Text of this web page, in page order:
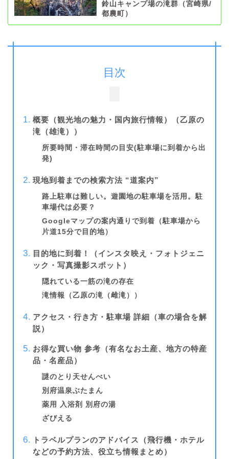
鈴山キャンプ場の滝群（宮崎県/
都農町）
目次
概要（観光地の魅力・国内旅行情報）
（乙原の
滝（雄滝））
所要時間・滞在時間の目安(駐車場に到着から出
発)
現地到着までの検索方法 “道案内”
路上駐車は難しい。遊園地の駐車場を活用。駐
車場代は必要？
Googleマップの案内通りで到着（駐車場から
片道15分で目的地）
目的地に到着！（インスタ映え・フォトジェニ
ック・写真撮影スポット）
隠れている一筋の滝の存在
滝情報（乙原の滝（雌滝） ）
アクセス・行き方・駐車場 詳細（車の場合を解
説）
お得な買い物 参考（有名なお土産、地方の特産
品・名産品）
謎のとり天せんべい
別府温泉ぶたまん
薬用 入浴剤 別府の湯
ざびえる
トラベルプランのアドバイス（飛行機・ホテル
などの予約方法、役立ち情報まとめ）